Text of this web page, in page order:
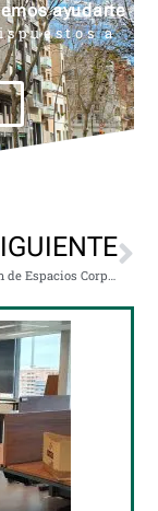
ayudarte
a